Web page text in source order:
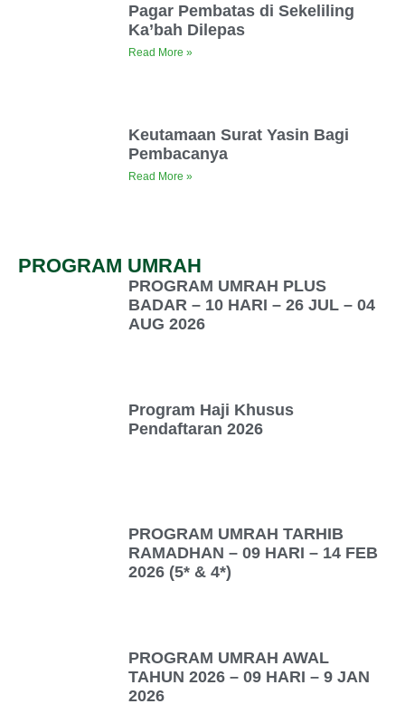
Pagar Pembatas di Sekeliling
Ka’bah Dilepas
Read More »
Keutamaan Surat Yasin Bagi
Pembacanya
Read More »
PROGRAM UMRAH
PROGRAM UMRAH PLUS
BADAR – 10 HARI – 26 JUL – 04
AUG 2026
Program Haji Khusus
Pendaftaran 2026
PROGRAM UMRAH TARHIB
RAMADHAN – 09 HARI – 14 FEB
2026 (5* & 4*)
PROGRAM UMRAH AWAL
TAHUN 2026 – 09 HARI – 9 JAN
2026